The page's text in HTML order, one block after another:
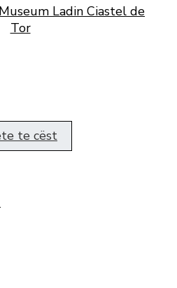
Ladin Ciastel de
Tor
te cëst